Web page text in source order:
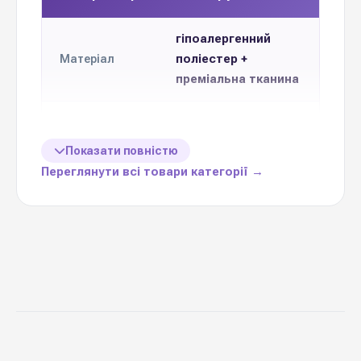
Матеріал
гіпоалергенний
поліестер +
преміальна тканина
1 одиницю
Показати повністю
Переглянути всі товари категорії →